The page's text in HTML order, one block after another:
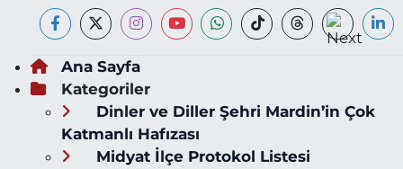
Ana Sayfa
Kategoriler
Dinler ve Diller Şehri Mardin’in Çok
Katmanlı Hafızası
Midyat İlçe Protokol Listesi